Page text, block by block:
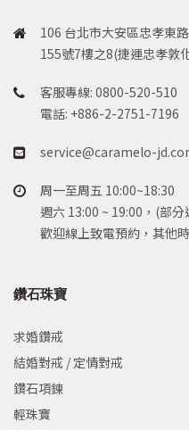
106 台北市大安區忠孝東
155號7樓之8(捷運忠孝敦
客服專線: 0800-520-510
電話: +886-2-2751-7196
service@caramelo-
周一至周五 10:00~18:30
週六 13:00 ~ 19:00，(部
歡迎線上致電預約，其他
鑽石珠寶
求婚鑽戒
結婚對戒 / 定情對戒
鑽石項鍊
輕珠寶